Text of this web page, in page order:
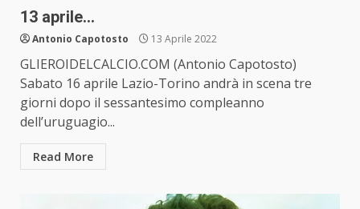
13 aprile…
Antonio Capotosto 13 Aprile 2022
GLIEROIDELCALCIO.COM (Antonio Capotosto)
Sabato 16 aprile Lazio-Torino andrà in scena tre
giorni dopo il sessantesimo compleanno
dell’uruguagio...
Read More